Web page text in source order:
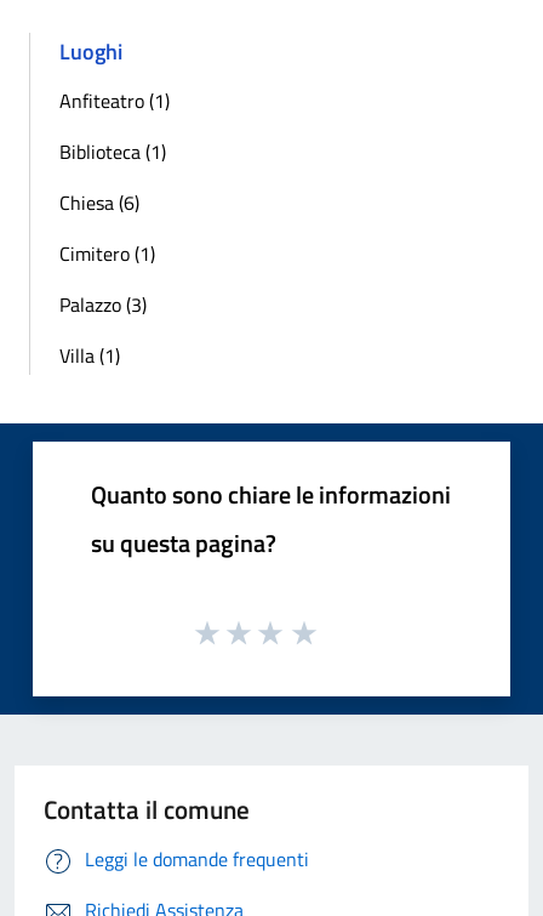
Luoghi
Anfiteatro (1)
Biblioteca (1)
Chiesa (6)
Cimitero (1)
Palazzo (3)
Villa (1)
Quanto sono chiare le informazioni
su questa pagina?
Contatta il comune
Leggi le domande frequenti